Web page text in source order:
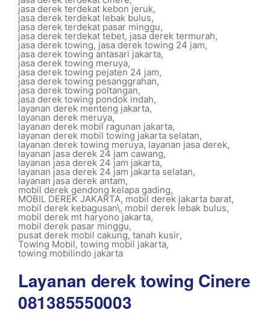
jasa derek terdekat kebon jeruk,
jasa derek terdekat lebak bulus,
jasa derek terdekat pasar minggu,
jasa derek terdekat tebet, jasa derek termurah,
jasa derek towing, jasa derek towing 24 jam,
jasa derek towing antasari jakarta,
jasa derek towing meruya,
jasa derek towing pejaten 24 jam,
jasa derek towing pesanggrahan,
jasa derek towing poltangan,
jasa derek towing pondok indah,
layanan derek menteng jakarta,
layanan derek meruya,
layanan derek mobil ragunan jakarta,
layanan derek mobil towing jakarta selatan,
layanan derek towing meruya, layanan jasa derek,
layanan jasa derek 24 jam cawang,
layanan jasa derek 24 jam jakarta,
layanan jasa derek 24 jam jakarta selatan,
layanan jasa derek antam,
mobil derek gendong kelapa gading,
MOBIL DEREK JAKARTA, mobil derek jakarta barat,
mobil derek kebagusan\, mobil derek lebak bulus,
mobil derek mt haryono jakarta,
mobil derek pasar minggu,
pusat derek mobil cakung, tanah kusir,
Towing Mobil, towing mobil jakarta,
towing mobilindo jakarta
Layanan derek towing Cinere
081385550003